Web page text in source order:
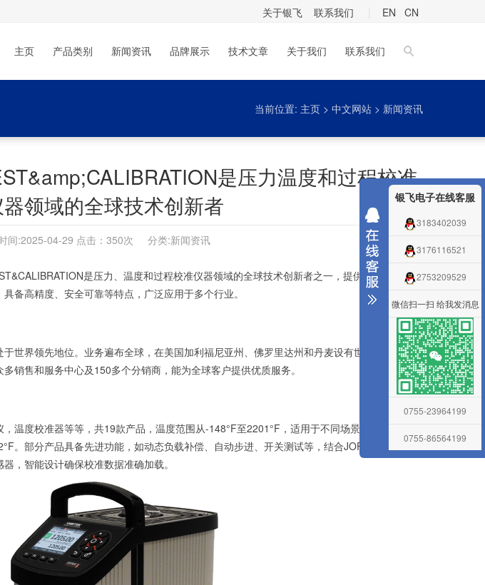
关于银飞 联系我们 EN CN
主页 产品类别 新闻资讯 品牌展示 技术文章 关于我们 联系我们
当前位置: 主页 > 中文网站 > 新闻资讯
是压力温度和过程校准
领域的全球技术创新者
间:2025-04-29 点击： 350次 分类:新闻资讯
是压力、温度和过程校准仪器领域的全球技术创新者之一，提供多样化的产品
备高精度、安全可靠等特点，广泛应用于多个行业。
世界领先地位。业务遍布全球，在美国加利福尼亚州、佛罗里达州和丹麦设有世界级校准实
销售和服务中心及150多个分销商，能为全球客户提供优质服务。
温度校准器等等，共19款产品，温度范围从-148°F至2201°F，适用于不同场景。RTC-156温
。部分产品具备先进功能，如动态负载补偿、自动步进、开关测试等，结合JOFRACAL软件
，智能设计确保校准数据准确加载。
银飞电子在线客服
3183402039
3176116521
2753209529
微信扫一扫 给我发消息
0755-23964199
0755-86564199